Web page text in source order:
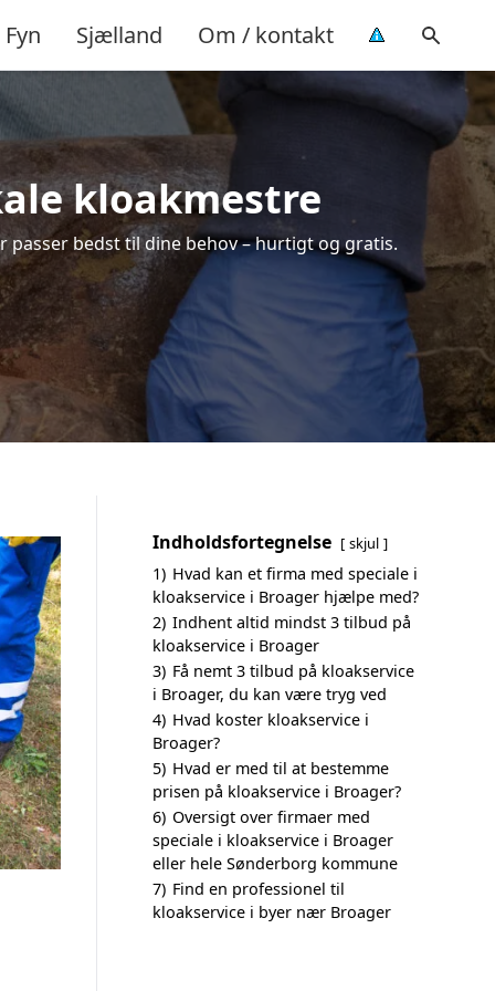
Fyn Sjælland Om / kontakt
kloakmestre
bedst til dine behov – hurtigt og gratis.
Indholdsfortegnelse skjul
1) Hvad kan et firma med speciale i
kloakservice i Broager hjælpe med?
2) Indhent altid mindst 3 tilbud på
kloakservice i Broager
3) Få nemt 3 tilbud på kloakservice
i Broager, du kan være tryg ved
4) Hvad koster kloakservice i
Broager?
5) Hvad er med til at bestemme
prisen på kloakservice i Broager?
6) Oversigt over firmaer med
speciale i kloakservice i Broager
eller hele Sønderborg kommune
7) Find en professionel til
kloakservice i byer nær Broager